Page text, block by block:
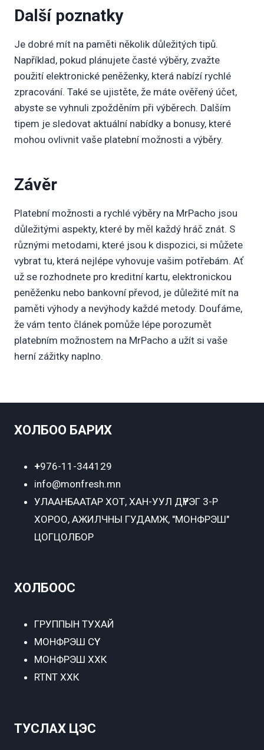
Další poznatky
Je dobré mít na paměti několik důležitých tipů.
Například, pokud plánujete časté výběry, zvažte
použití elektronické peněženky, která nabízí rychlé
zpracování. Také se ujistěte, že máte ověřený účet,
abyste se vyhnuli zpožděním při výběrech. Dalším
tipem je sledovat aktuální nabídky a bonusy, které
mohou ovlivnit vaše platební možnosti a výběry.
Závěr
Platební možnosti a rychlé výběry na MrPacho jsou
důležitými aspekty, které by měl každý hráč znát. S
různými metodami, které jsou k dispozici, si můžete
vybrat tu, která nejlépe vyhovuje vašim potřebám. Ať
už se rozhodnete pro kreditní kartu, elektronickou
peněženku nebo bankovní převod, je důležité mít na
paměti výhody a nevýhody každé metody. Doufáme,
že vám tento článek pomůže lépe porozumět
platebním možnostem na MrPacho a užít si vaše
herní zážitky naplno.
ХОЛБОО БАРИХ
+976-11-344129
info@monfresh.mn
УЛААНБААТАР ХОТ, ХАН-УУЛ ДҮҮРЭГ 3-Р
ХОРОО, АЖИЛЧНЫ ГУДАМЖ, "МОНФРЭШ"
ЦОГЦОЛБОР
ХОЛБООС
ГРУППЫН ТУХАЙ
МОНФРЭШ СҮҮ
МОНФРЭШ ХХК
RTNT ХХК
ТУСЛАХ ЦЭС